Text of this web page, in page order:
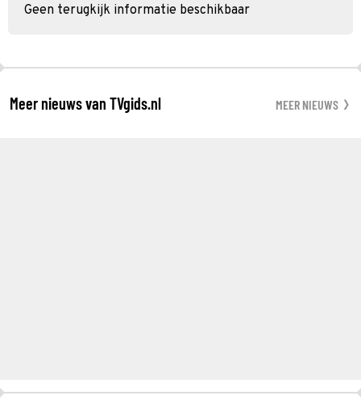
Geen terugkijk informatie beschikbaar
Meer nieuws van TVgids.nl MEER NIEUWS